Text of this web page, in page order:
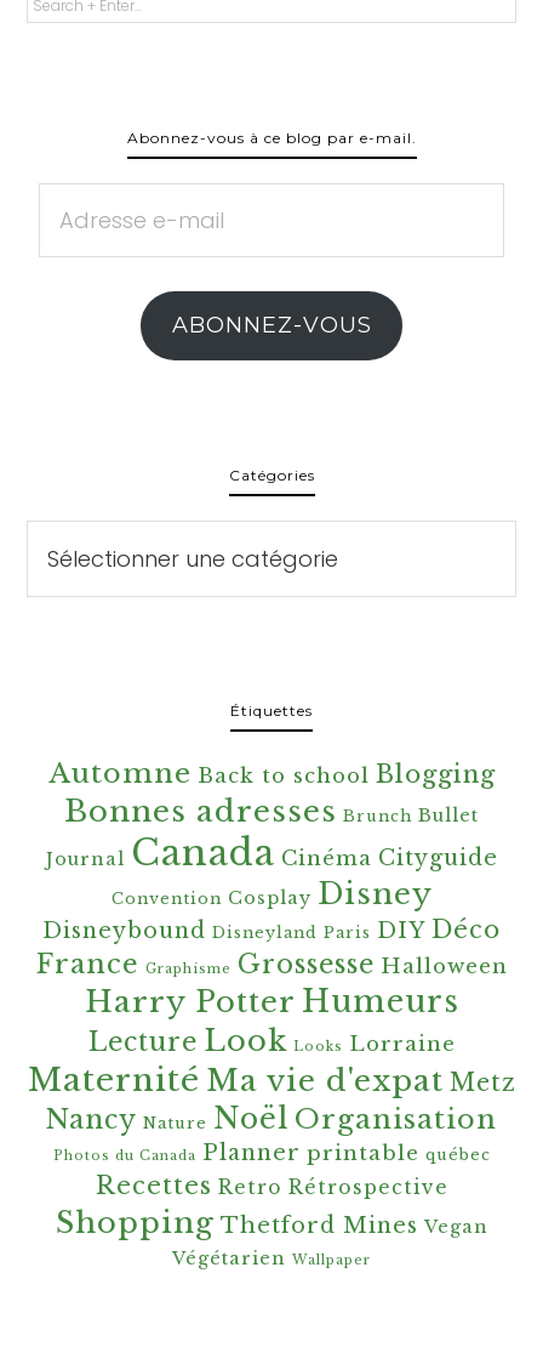
Abonnez-vous à ce blog par e-mail.
e-
mail
ABONNEZ-VOUS
Catégories
Étiquettes
Automne Back to school Blogging
Bonnes adresses Brunch Bullet
Journal Canada Cinéma Cityguide
Convention Cosplay Disney
Disneybound Disneyland Paris DIY Déco
France Graphisme Grossesse Halloween
Harry Potter Humeurs
Lecture Look Looks Lorraine
Maternité Ma vie d'expat Metz
Nancy Nature Noël Organisation
Photos du Canada Planner printable québec
Recettes Retro Rétrospective
Shopping Thetford Mines Vegan
Végétarien
Wallpaper